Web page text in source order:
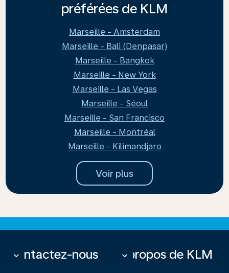
préférées de KLM
Marseille - Amsterdam
Marseille - Bali (Denpasar)
Marseille - Bangkok
Marseille - New York
Marseille - Las Vegas
Marseille - Séoul
Marseille - San Francisco
Marseille - Montréal
Marseille - Kilimandjaro
Voir plus
Contactez-nous
keyboard_arrow_down À propos de KLM
keyboard_arrow_down